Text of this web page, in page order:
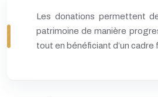
Les donations permettent
patrimoine de manière
tout en bénéficiant d’un cadre